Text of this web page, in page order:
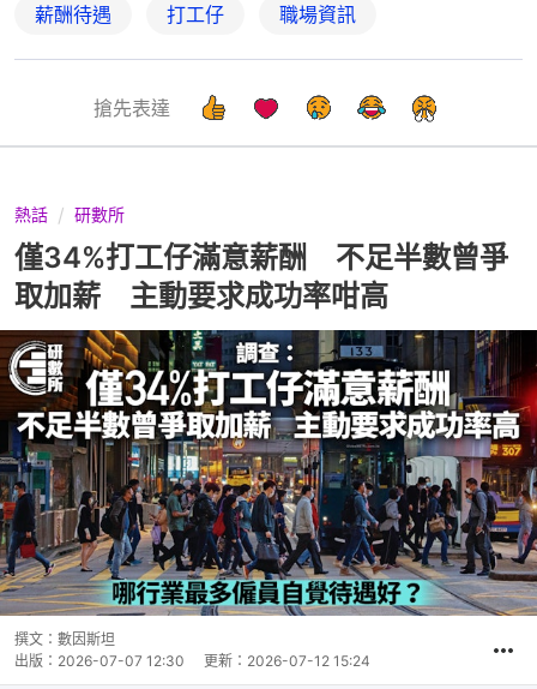
薪酬待遇 打工仔 職場資訊
搶先表達
熱話 研數所
僅34%打工仔滿意薪酬 不足半數曾爭
取加薪 主動要求成功率咁高
撰文： 數因斯坦
出版： 2026-07-07 12:30 更新： 2026-07-12 15:24